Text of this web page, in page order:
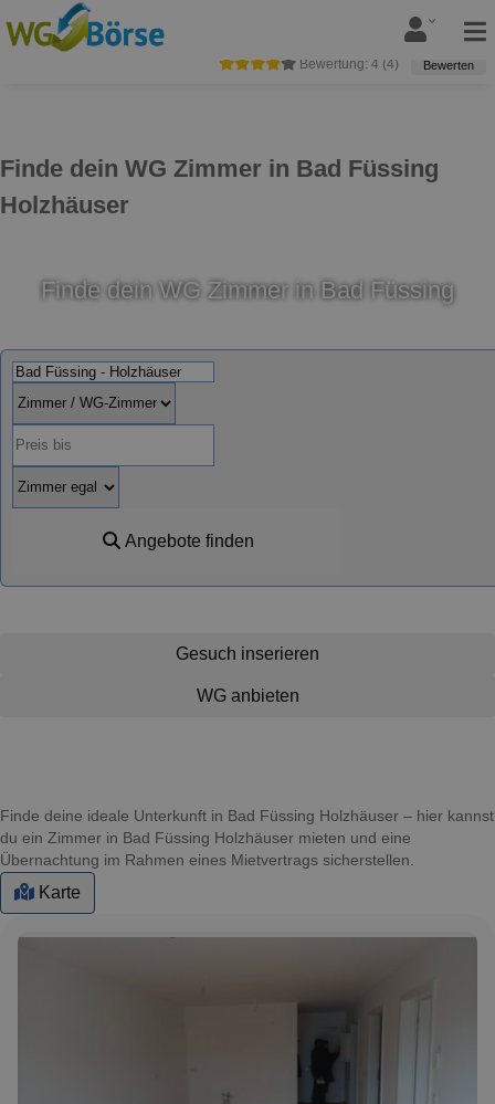
Finde dein WG Zimmer in Bad Füssing
Holzhäuser
Bewertung: 4 (4) Bewerten
Finde dein WG Zimmer in Bad Füssing
Angebote finden
Gesuch inserieren
WG anbieten
Finde deine ideale Unterkunft in Bad Füssing Holzhäuser – hier kannst
du ein Zimmer in Bad Füssing Holzhäuser mieten und eine
Übernachtung im Rahmen eines Mietvertrags sicherstellen.
Karte